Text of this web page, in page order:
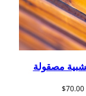
مصقولة
$70.00